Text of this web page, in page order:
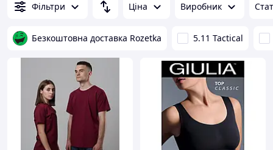
Фільтри Ціна Виробник
Безкоштовна доставка Rozetka 5.11 Tactical